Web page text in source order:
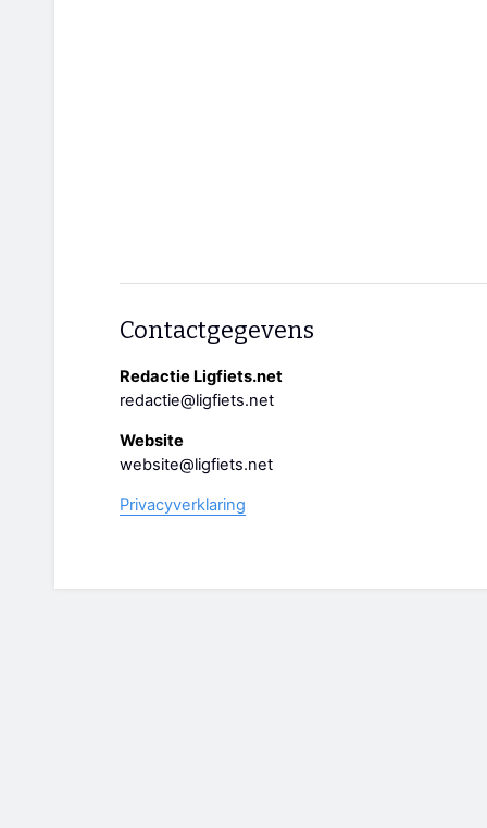
Contactgegevens
Redactie Ligfiets.net
redactie@ligfiets.net
Website
website@ligfiets.net
Privacyverklaring